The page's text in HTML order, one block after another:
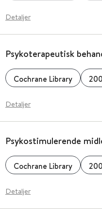
Detaljer
Psykoterapeutisk
Cochrane Library
Detaljer
Psykostimulerende
Cochrane Library
Detaljer